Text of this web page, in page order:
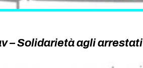
– Solidarietà agli arrestati